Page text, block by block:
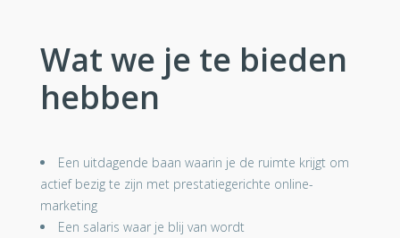
Wat we je te bieden
hebben
Een uitdagende baan waarin je de ruimte krijgt om
actief bezig te zijn met prestatiegerichte online-
marketing
Een salaris waar je blij van wordt